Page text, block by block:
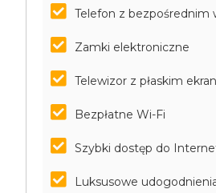
Telefon z bezpośrednim
Zamki elektroniczne
Telewizor z płaskim
Bezpłatne Wi-Fi
Szybki dostęp do
Luksusowe